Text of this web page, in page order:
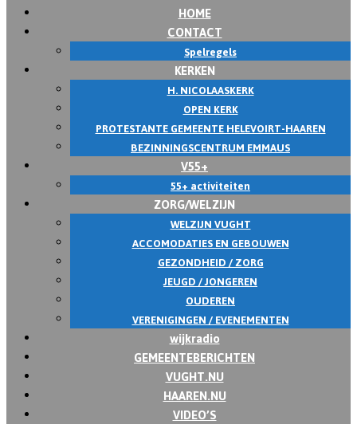
HOME
CONTACT
Spelregels
KERKEN
H. NICOLAASKERK
OPEN KERK
PROTESTANTE GEMEENTE HELEVOIRT-HAAREN
BEZINNINGSCENTRUM EMMAUS
V55+
55+ activiteiten
ZORG/WELZIJN
WELZIJN VUGHT
ACCOMODATIES EN GEBOUWEN
GEZONDHEID / ZORG
JEUGD / JONGEREN
OUDEREN
VERENIGINGEN / EVENEMENTEN
wijkradio
GEMEENTEBERICHTEN
VUGHT.NU
HAAREN.NU
VIDEO’S